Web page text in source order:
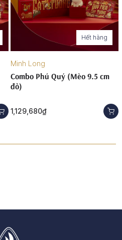
Hết hàng
Minh Long
Combo Phú Quý (Mèo 9.5 cm
đỏ)
1,129,680₫